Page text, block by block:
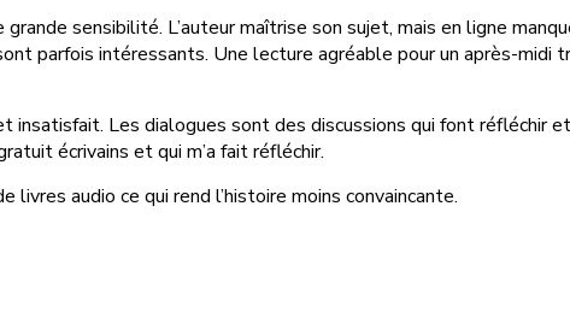
sensibilité. L’auteur maîtrise son sujet, mais en ligne
parfois intéressants. Une lecture agréable pour un après-midi
Les dialogues sont des discussions qui font réfléchir
écrivains et qui m’a fait réfléchir.
audio ce qui rend l’histoire moins convaincante.